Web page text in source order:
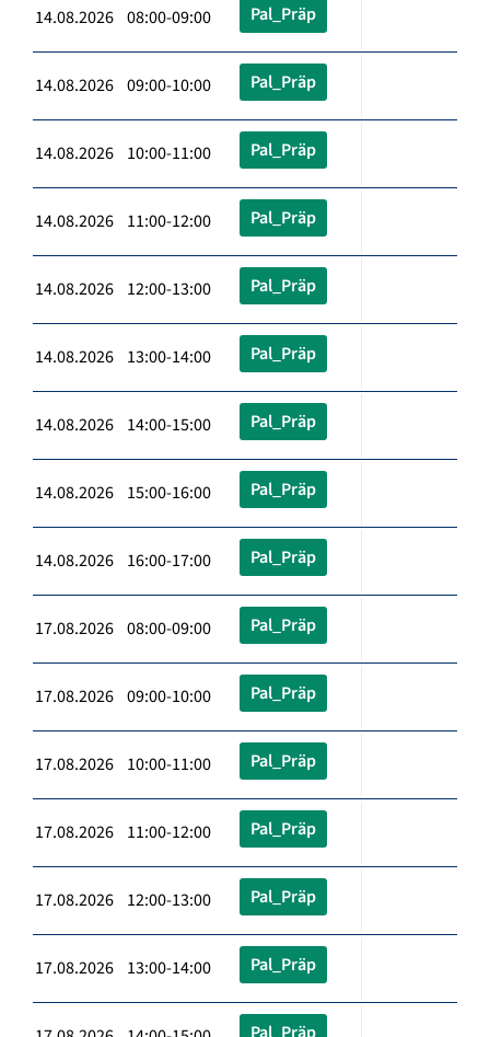
14.08.2026 08:00-09:00 Pal_Präp
14.08.2026 09:00-10:00 Pal_Präp
14.08.2026 10:00-11:00 Pal_Präp
14.08.2026 11:00-12:00 Pal_Präp
14.08.2026 12:00-13:00 Pal_Präp
14.08.2026 13:00-14:00 Pal_Präp
14.08.2026 14:00-15:00 Pal_Präp
14.08.2026 15:00-16:00 Pal_Präp
14.08.2026 16:00-17:00 Pal_Präp
17.08.2026 08:00-09:00 Pal_Präp
17.08.2026 09:00-10:00 Pal_Präp
17.08.2026 10:00-11:00 Pal_Präp
17.08.2026 11:00-12:00 Pal_Präp
17.08.2026 12:00-13:00 Pal_Präp
17.08.2026 13:00-14:00 Pal_Präp